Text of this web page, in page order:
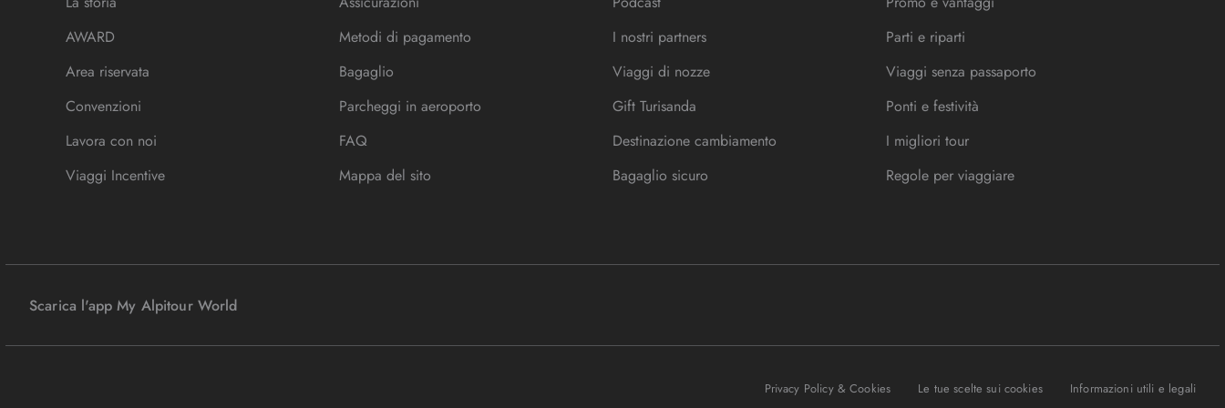
AWARD
Area riservata
Convenzioni
Lavora con noi
Viaggi Incentive
Metodi di pagamento
Bagaglio
Parcheggi in aeroporto
FAQ
Mappa del sito
I nostri partners
Viaggi di nozze
Gift Turisanda
Destinazione cambiamento
Bagaglio sicuro
Parti e riparti
Viaggi senza passaporto
Ponti e festività
I migliori tour
Regole per viaggiare
Scarica l'app My Alpitour World
Privacy Policy & Cookies Le tue scelte sui cookies Informazioni utili e legali